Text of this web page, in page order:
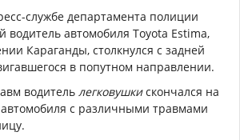
службе департамента полиции
водитель автомобиля Toyota Estima,
Караганды, столкнулся с задней
в попутном направлении.
водитель легковушкискончался на
с различными травмами